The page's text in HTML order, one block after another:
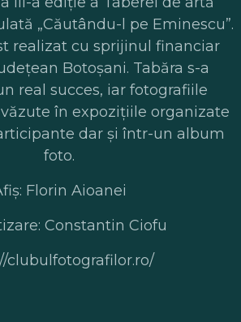
„Căutându-l pe Eminescu”.
realizat cu sprijinul financiar
Botoşani. Tabăra s-a
real succes, iar fotografiile
în expozițiile organizate
dar și într-un album
foto.
Florin Aioanei
Constantin Ciofu
clubulfotografilor.ro/